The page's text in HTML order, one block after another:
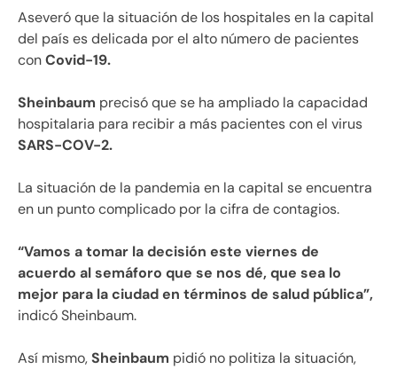
Aseveró que la situación de los hospitales en la capital
del país es delicada por el alto número de pacientes
conCovid-19.
Sheinbaum precisó que se ha ampliado la capacidad
hospitalaria para recibir a más pacientes con el virus
SARS-COV-2.
La situación de la pandemia en la capital se encuentra
en un punto complicado por la cifra de contagios.
“Vamos a tomar la decisión este viernes de
acuerdo al semáforo que se nos dé, que sea lo
mejor para la ciudad en términos de salud pública”,
indicó Sheinbaum.
Así mismo,Sheinbaum pidió no politiza la situación,